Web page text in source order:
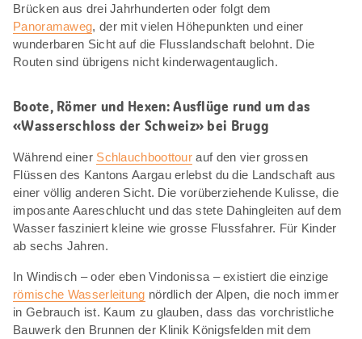
Brücken aus drei Jahrhunderten oder folgt dem
Panoramaweg, der mit vielen Höhepunkten und einer
wunderbaren Sicht auf die Flusslandschaft belohnt. Die
Routen sind übrigens nicht kinderwagentauglich.
Boote, Römer und Hexen: Ausflüge rund um das
«Wasserschloss der Schweiz» bei Brugg
Während einer Schlauchboottour auf den vier grossen
Flüssen des Kantons Aargau erlebst du die Landschaft aus
einer völlig anderen Sicht. Die vorüberziehende Kulisse, die
imposante Aareschlucht und das stete Dahingleiten auf dem
Wasser fasziniert kleine wie grosse Flussfahrer. Für Kinder
ab sechs Jahren.
In Windisch – oder eben Vindonissa – existiert die einzige
römische Wasserleitung nördlich der Alpen, die noch immer
in Gebrauch ist. Kaum zu glauben, dass das vorchristliche
Bauwerk den Brunnen der Klinik Königsfelden mit dem